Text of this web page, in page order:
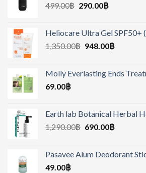
499.00฿ 290.00฿
Heliocare Ultra Gel SPF50+
1,350.00฿ 948.00฿
Molly Everlasting Ends
69.00฿
Earth lab Botanical Herbal
1,290.00฿ 690.00฿
Pasavee Alum Deodorant
49.00฿